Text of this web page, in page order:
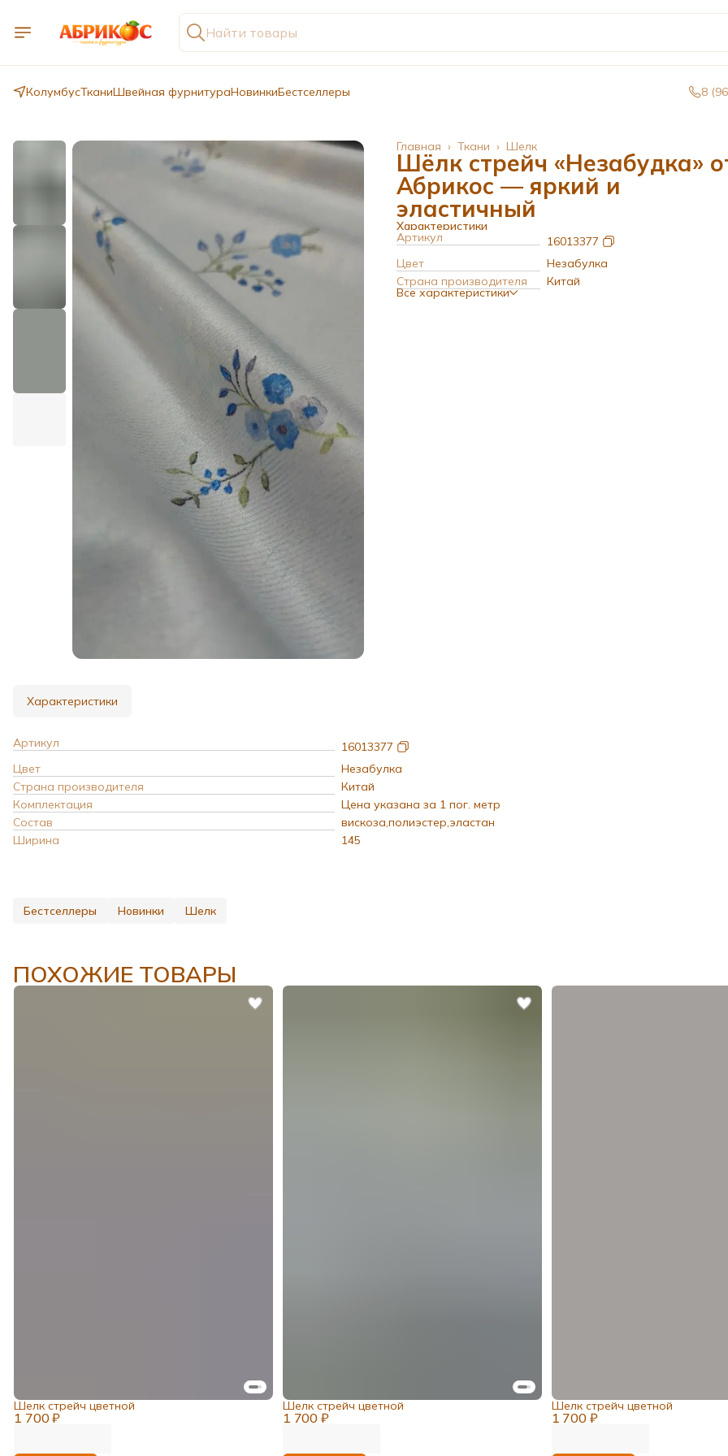
КолумбусТканиШвейная фурнитураНовинкиБестселлеры 8
Шелк
Ткани ›
Главная ›
Шёлк стрейч «Незабудка»
Абрикос — яркий и
эластичный
Характеристики
Артикул
16013377
Цвет
Незабулка
Страна производителя
Китай
Все характеристики
Характеристики
Артикул
16013377
Цвет
Незабулка
Страна производителя
Китай
Комплектация
Цена указана за 1 пог. метр
Состав
вискоза,полиэстер,эластан
Ширина
145
Бестселлеры Новинки Шелк
ПОХОЖИЕ ТОВАРЫ
1 700 ₽
Шелк стрейч цветной
1 700 ₽
Шелк стрейч цветной
1 700 ₽
Шелк стрейч цветной